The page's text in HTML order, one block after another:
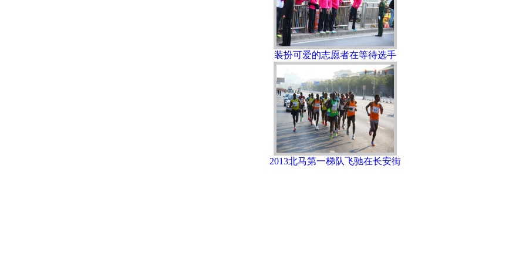
装扮可爱的志愿者在等待选手
2013北马第一梯队飞驰在长安街